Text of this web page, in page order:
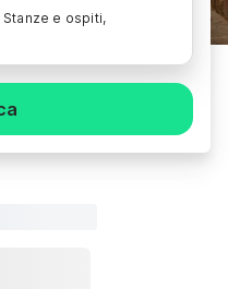
Stanze e ospiti,